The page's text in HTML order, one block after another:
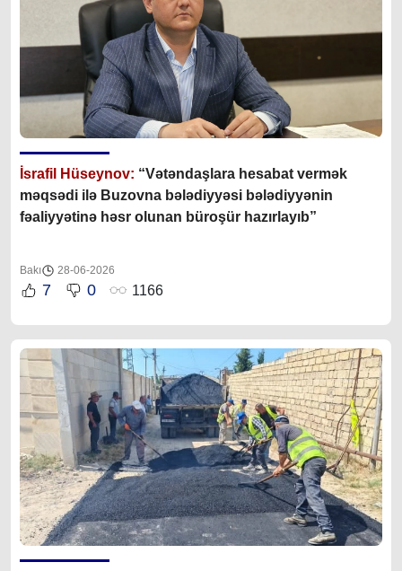
İsrafil Hüseynov: “Vətəndaşlara hesabat vermək
məqsədi ilə Buzovna bələdiyyəsi bələdiyyənin
fəaliyyətinə həsr olunan büroşür hazırlayıb”
Bakı 28-06-2026
7 0 1166